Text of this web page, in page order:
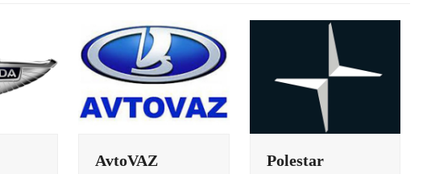
AvtoVAZ
Polestar